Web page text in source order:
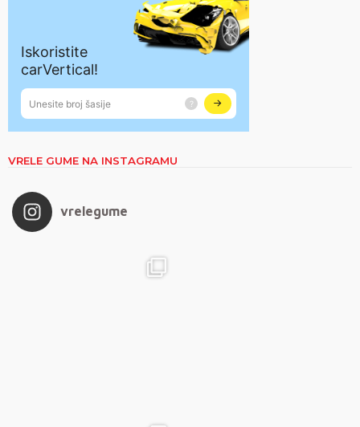
VRELE GUME NA INSTAGRAMU
vrelegume